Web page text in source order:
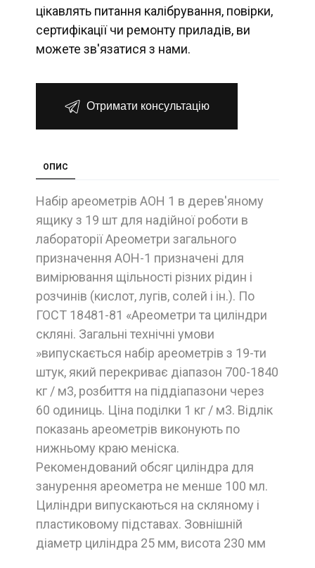
цікавлять питання калібрування, повірки,
сертифікації чи ремонту приладів, ви
можете зв'язатися з нами.
Отримати консультацію
ОПИС
Набір ареометрів АОН 1 в дерев'яному
ящику з 19 шт для надійної роботи в
лабораторії Ареометри загального
призначення АОН-1 призначені для
вимірювання щільності різних рідин і
розчинів (кислот, лугів, солей і ін.). По
ГОСТ 18481-81 «Ареометри та циліндри
скляні. Загальні технічні умови
»випускається набір ареометрів з 19-ти
штук, який перекриває діапазон 700-1840
кг / м3, розбиття на піддіапазони через
60 одиниць. Ціна поділки 1 кг / м3. Відлік
показань ареометрів виконують по
нижньому краю меніска.
Рекомендований обсяг циліндра для
занурення ареометра не менше 100 мл.
Циліндри випускаються на скляному і
пластиковому підставах. Зовнішній
діаметр циліндра 25 мм, висота 230 мм